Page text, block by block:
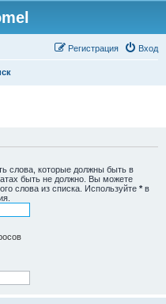
Вход
Регистрация
слова, которые должны быть в
быть не должно. Вы можете
слова из списка. Используйте * в